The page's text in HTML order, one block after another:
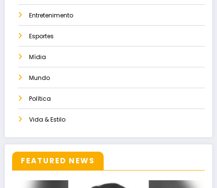
Entretenimento
Esportes
Mídia
Mundo
Política
Vida & Estilo
FEATURED NEWS